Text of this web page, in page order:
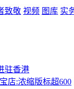
致敬 视频 图库 实
驻香港
店:浓缩版标超600